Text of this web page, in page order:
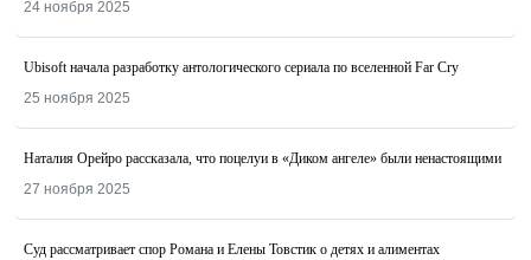
24 ноября 2025
Ubisoft начала разработку антологического сериала по вселенной Far Cry
25 ноября 2025
Наталия Орейро рассказала, что поцелуи в «Диком ангеле» были ненастоящими
27 ноября 2025
Суд рассматривает спор Романа и Елены Товстик о детях и алиментах